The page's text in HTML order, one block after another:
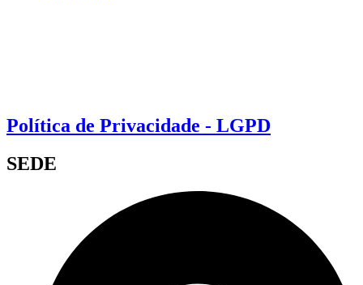
Política de Privacidade - LGPD
SEDE